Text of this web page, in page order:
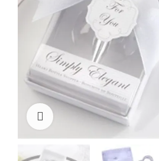
Cliquez pour agrandir